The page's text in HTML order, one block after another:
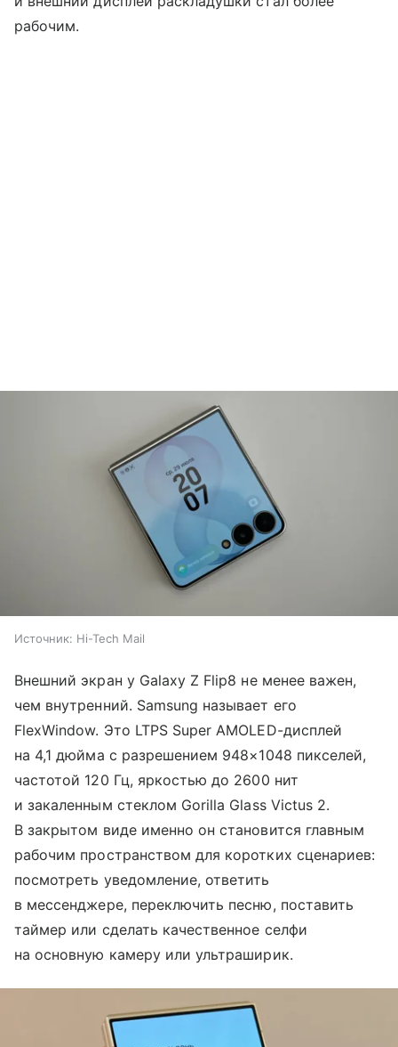
рабочим.
Источник: Hi-Tech Mail
Внешний экран у Galaxy Z Flip8 не менее важен,
чем внутренний. Samsung называет его
FlexWindow. Это LTPS Super AMOLED-дисплей
на 4,1 дюйма с разрешением 948×1048 пикселей,
частотой 120 Гц, яркостью до 2600 нит
и закаленным стеклом Gorilla Glass Victus 2.
В закрытом виде именно он становится главным
рабочим пространством для коротких сценариев:
посмотреть уведомление, ответить
в мессенджере, переключить песню, поставить
таймер или сделать качественное селфи
на основную камеру или ультраширик.